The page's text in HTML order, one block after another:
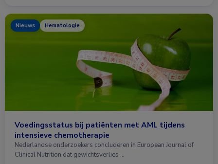
Nieuws Hematologie
Voedingsstatus bij patiënten met AML tijdens
intensieve chemotherapie
Nederlandse onderzoekers concluderen in European Journal of
Clinical Nutrition dat gewichtsverlies …